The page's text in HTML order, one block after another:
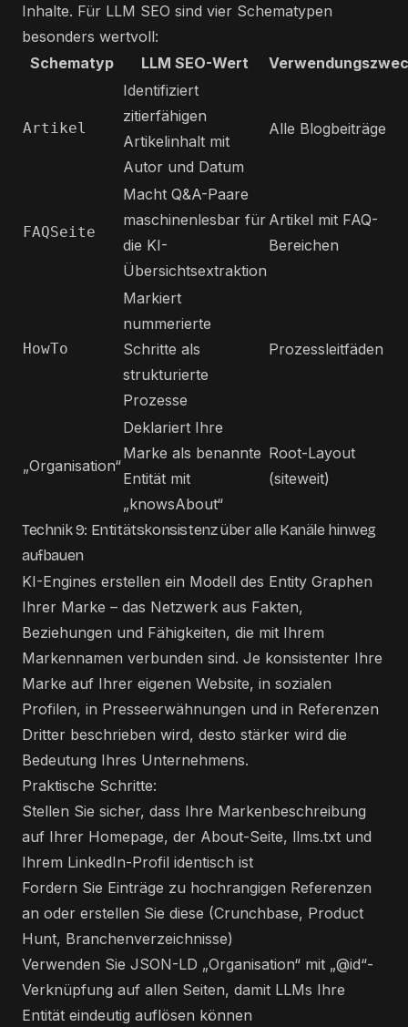
Inhalte. Für LLM SEO sind vier Schematypen
besonders wertvoll:
Schematyp
LLM SEO-Wert
Artikel
Identifiziert
zitierfähigen
Artikelinhalt mit
Autor und Datum
Alle Blogbeiträge
FAQSeite
Macht Q&A-Paare
maschinenlesbar für
die KI-
Übersichtsextraktion
Artikel mit FAQ-
Bereichen
HowTo
Markiert
nummerierte
Schritte als
strukturierte
Prozesse
Prozessleitfäden
„Organisation“
Deklariert Ihre
Marke als benannte
Entität mit
„knowsAbout“
Root-Layout
(siteweit)
Technik 9: Entitätskonsistenz über alle Kanäle hinweg
aufbauen
KI-Engines erstellen ein Modell des Entity Graphen
Ihrer Marke – das Netzwerk aus Fakten,
Beziehungen und Fähigkeiten, die mit Ihrem
Markennamen verbunden sind. Je konsistenter Ihre
Marke auf Ihrer eigenen Website, in sozialen
Profilen, in Presseerwähnungen und in Referenzen
Dritter beschrieben wird, desto stärker wird die
Bedeutung Ihres Unternehmens.
Praktische Schritte:
Stellen Sie sicher, dass Ihre Markenbeschreibung
auf Ihrer Homepage, der About-Seite, llms.txt und
Ihrem LinkedIn-Profil identisch ist
Fordern Sie Einträge zu hochrangigen Referenzen
an oder erstellen Sie diese (Crunchbase, Product
Hunt, Branchenverzeichnisse)
Verwenden Sie JSON-LD „Organisation“ mit „@id“-
Verknüpfung auf allen Seiten, damit LLMs Ihre
Entität eindeutig auflösen können